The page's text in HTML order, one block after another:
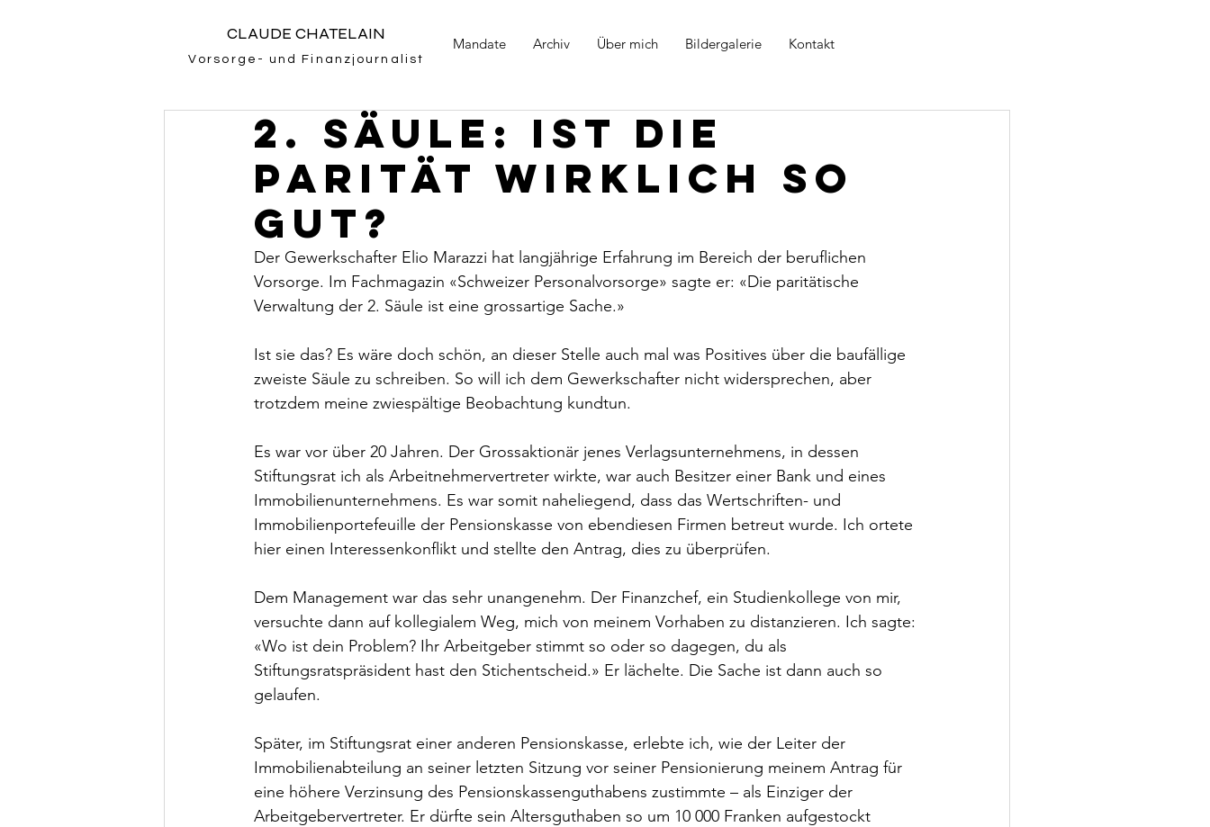
CLAUDE CHATELAIN
Mandate Archiv Über mich Bildergalerie Kontakt
Vorsorge- und Finanzjournalist
2. Säule: Ist die
Parität wirklich so
gut?
Der Gewerkschafter Elio Marazzi hat langjährige Erfahrung im Bereich der beruflichen
Vorsorge. Im Fachmagazin «Schweizer Personalvorsorge» sagte er: «Die paritätische
Verwaltung der 2. Säule ist eine grossartige Sache.»
Ist sie das? Es wäre doch schön, an dieser Stelle auch mal was Positives über die baufällige
zweiste Säule zu schreiben. So will ich dem Gewerkschafter nicht widersprechen, aber
trotzdem meine zwiespältige Beobachtung kundtun.
Es war vor über 20 Jahren. Der Grossaktionär jenes Verlagsunternehmens, in dessen
Stiftungsrat ich als Arbeitnehmervertreter wirkte, war auch Besitzer einer Bank und eines
Immobilienunternehmens. Es war somit naheliegend, dass das Wertschriften- und
Immobilienportefeuille der Pensionskasse von ebendiesen Firmen betreut wurde. Ich ortete
hier einen Interessenkonflikt und stellte den Antrag, dies zu überprüfen.
Dem Management war das sehr unangenehm. Der Finanzchef, ein Studienkollege von mir,
versuchte dann auf kollegialem Weg, mich von meinem Vorhaben zu distanzieren. Ich sagte:
«Wo ist dein Problem? Ihr Arbeitgeber stimmt so oder so dagegen, du als
Stiftungsratspräsident hast den Stichentscheid.» Er lächelte. Die Sache ist dann auch so
gelaufen.
Später, im Stiftungsrat einer anderen Pensionskasse, erlebte ich, wie der Leiter der
Immobilienabteilung an seiner letzten Sitzung vor seiner Pensionierung meinem Antrag für
eine höhere Verzinsung des Pensionskassenguthabens zustimmte – als Einziger der
Arbeitgebervertreter. Er dürfte sein Altersguthaben so um 10 000 Franken aufgestockt